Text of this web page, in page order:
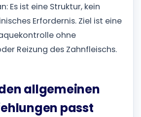
Es ist eine Struktur, kein
Erfordernis. Ziel ist eine
ohne
Reizung des Zahnfleischs.
allgemeinen
passt